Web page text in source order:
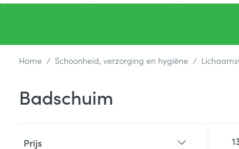
Home / Schoonheid, verzorging en hygiëne /
Badschuim
Prijs